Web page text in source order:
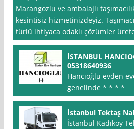
Marangozlu ve ambalajlı
kesintisiz hizmetinizdeyiz.
türlü ihtiyaca odaklı çözümler
İSTANBUL
05318640936
Hancıoğlu evden
genelinde * * * *
İstanbul Tektaş
İstanbul Kadıköy